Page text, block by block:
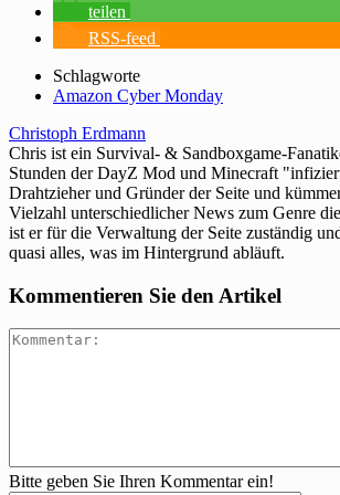
teilen
RSS-feed
Schlagworte
Amazon Cyber Monday
Christoph Erdmann
Chris ist ein Survival- & Sandboxgame-
Stunden der DayZ Mod und Minecraft
Drahtzieher und Gründer der Seite und
Vielzahl unterschiedlicher News zum Genre
ist er für die Verwaltung der Seite zuständig
quasi alles, was im Hintergrund abläuft.
Kommentieren Sie den Artikel
Bitte geben Sie Ihren Kommentar ein!